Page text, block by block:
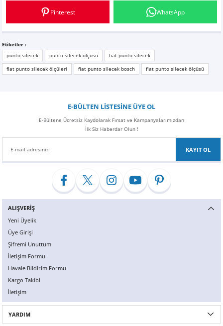
Yorum Yaz
Pinterest WhatsApp
Etiketler :
punto silecek
punto silecek ölçüsü
fiat punto silecek
fiat punto silecek ölçüleri
fiat punto silecek bosch fiat punto silecek ölçüsü
ALIŞVERİŞ
Yeni Üyelik
Üye Girişi
Şifremi Unuttum
İletişim Formu
Havale Bildirim Formu
Kargo Takibi
İletişim
YARDIM
E-BÜLTEN LİSTESİNE ÜYE OL
E-Bültene Ücretsiz Kaydolarak Fırsat ve Kampanyalarımızdan
İlk Siz Haberdar Olun !
KAYIT OL